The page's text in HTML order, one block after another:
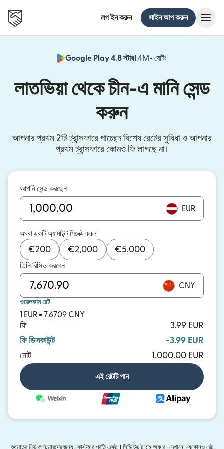
লগ ইন করুন সাইন আপ করুন
Google Play 4.8 স্টার1.4M+ রেটিং
লাতভিয়া থেকে চীন-এ মানি সেন্ড
করুন
আপনার প্রথম 2টি ট্রান্সফারে পাচ্ছেন বিশেষ রেটের সুবিধা ও আপনার
প্রথম ট্রান্সফারে কোনও ফি লাগছে না।
আপনি সেন্ড করছেন
EUR
অথবা একটি অ্যামাউন্ট সিলেক্ট করুন
€200 €2,000 €5,000
তিনি রিসিভ করবেন
CNY
ওয়েলকাম রেট
1 EUR = 7.6709 CNY
ফি
3.99 EUR
ফি ডিসকাউন্ট
-3.99 EUR
মোট
1,000.00 EUR
এই রেটটি পান
শুধুমাত্র নিউ কাস্টমারদের জন্য। কাস্টমার প্রতি একটা। লিমিটেড টাইম অফার। দেখানো যেকোনও রেট